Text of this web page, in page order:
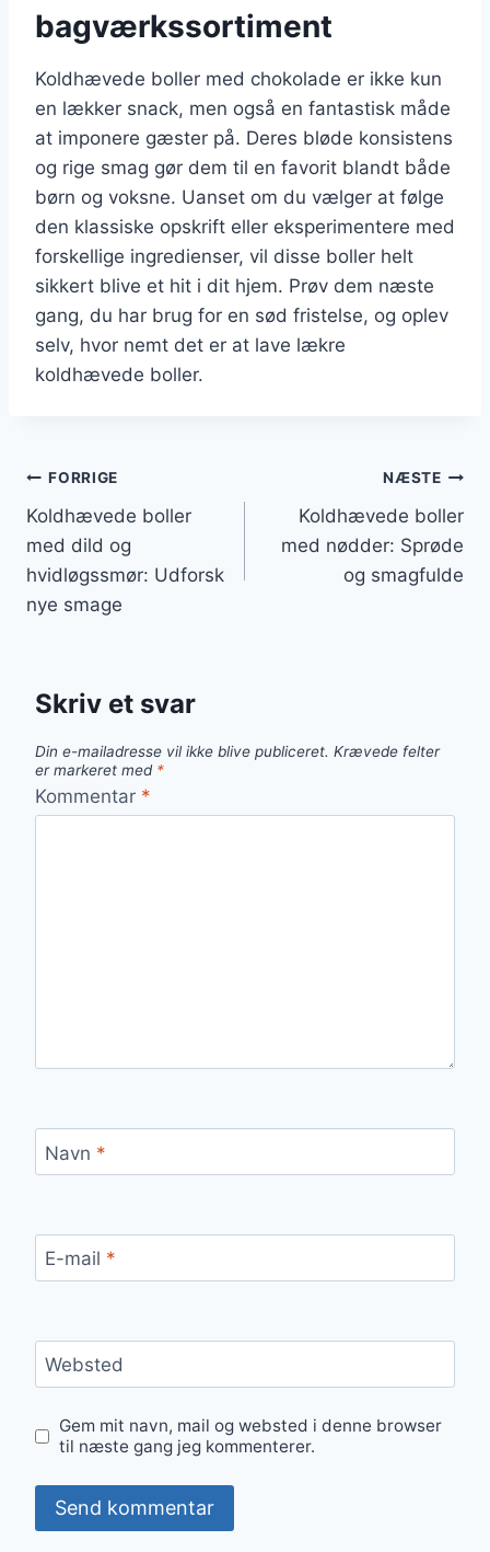
bagværkssortiment
Koldhævede boller med chokolade er ikke kun
en lækker snack, men også en fantastisk måde
at imponere gæster på. Deres bløde konsistens
og rige smag gør dem til en favorit blandt både
børn og voksne. Uanset om du vælger at følge
den klassiske opskrift eller eksperimentere med
forskellige ingredienser, vil disse boller helt
sikkert blive et hit i dit hjem. Prøv dem næste
gang, du har brug for en sød fristelse, og oplev
selv, hvor nemt det er at lave lækre
koldhævede boller.
Indlægsnavigation
FORRIGE
Koldhævede boller
med dild og
hvidløgssmør: Udforsk
nye smage
NÆSTE
Koldhævede boller
med nødder: Sprøde
og smagfulde
Skriv et svar
Din e-mailadresse vil ikke blive publiceret. Krævede felter
er markeret med *
Kommentar *
Navn *
E-mail *
Websted
Gem mit navn, mail og websted i denne browser
til næste gang jeg kommenterer.